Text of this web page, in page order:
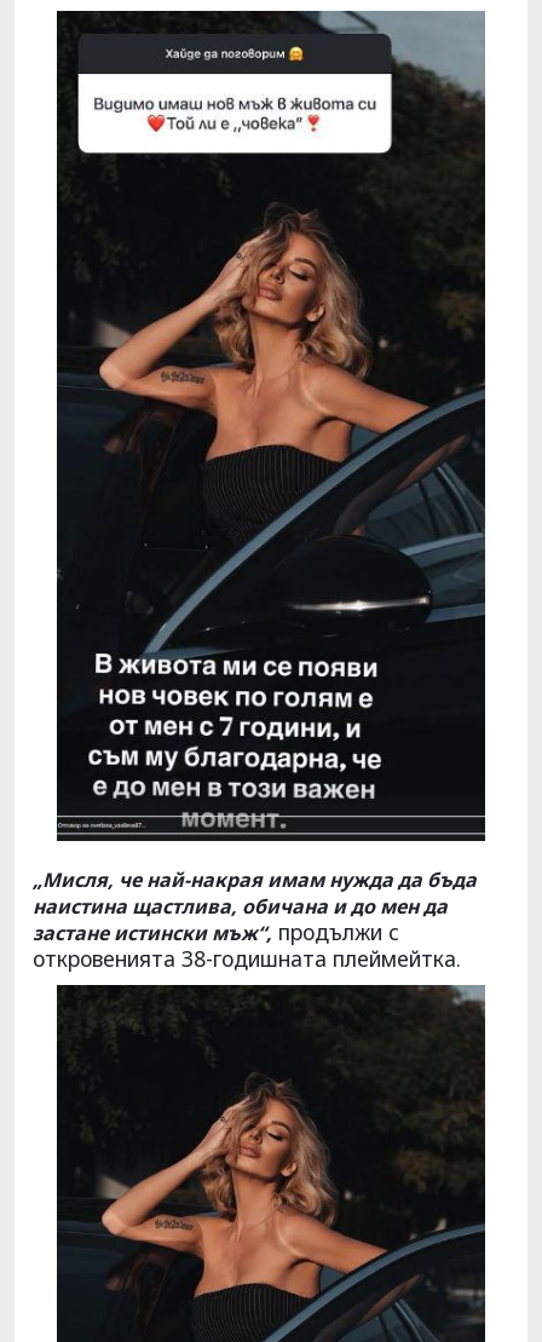
„Мисля, че най-накрая имам нужда да бъда
наистина щастлива, обичана и до мен да
застане истински мъж“, продължи с
откровенията 38-годишната плеймейтка.